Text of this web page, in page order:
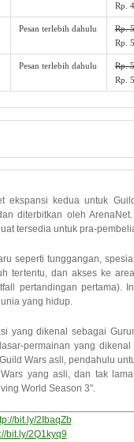
Rp.
Pesan terlebih dahulu
Rp.
Rp.
Pesan terlebih dahulu
Rp.
Rp.
ekspansi kedua untuk
diterbitkan oleh
tersedia untuk pra-
seperti tunggangan,
tertentu, dan akses ke
pertandingan pertama).
yang hidup.
yang dikenal sebagai
permainan yang
Wars asli, pendahulu
yang asli, dan tak
World Season 3".
bit.ly/2IbaqZb
bit.ly/2Q1kyq9